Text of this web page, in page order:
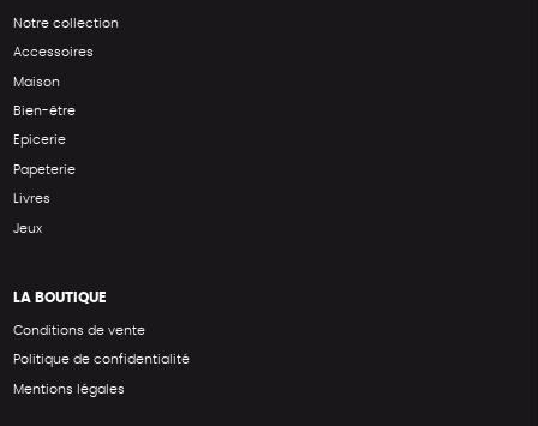
Notre collection
Accessoires
Maison
Bien-être
Epicerie
Papeterie
Livres
Jeux
LA BOUTIQUE
Conditions de vente
Politique de confidentialité
Mentions légales